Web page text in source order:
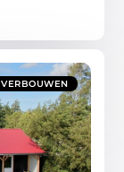
VERBOUWEN